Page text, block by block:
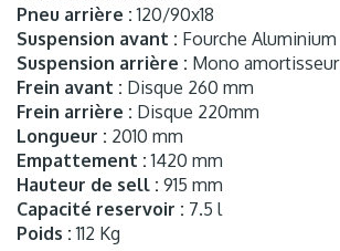
Pneu arrière : 120/90x18
Suspension avant : Fourche Aluminium
Suspension arrière : Mono amortisseur
Frein avant : Disque 260 mm
Frein arrière : Disque 220mm
Longueur : 2010 mm
Empattement : 1420 mm
Hauteur de sell : 915 mm
Capacité reservoir : 7.5 l
Poids : 112 Kg